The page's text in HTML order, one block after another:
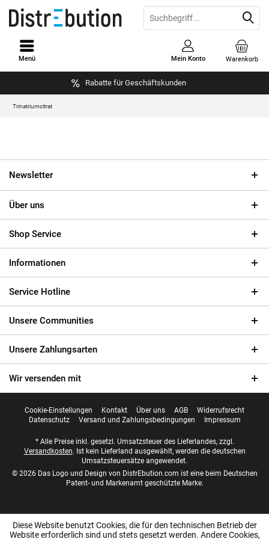
Rabatte für Geschäftskunden
Warenkorb
Mein Konto
Menü
Trinatriumcitrat
Newsletter
Über uns
Shop Service
Informationen
Service Hotline
Unsere Communities
Unsere Zahlungsarten
Wir versenden mit
Cookie-Einstellungen Kontakt Über uns AGB
Widerrufsrecht
Datenschutz
Versand und Zahlungsbedingungen Impressum
* Alle Preise inkl. gesetzl. Umsatzsteuer des Lieferlandes, zzgl.
Versandkosten. Ist kein Lieferland ausgewählt, werden die deutschen
Umsatzsteuersätze angewendet.
© 2026 Das Logo und Design von DistrEbution.com ist eine beim Deutschen
Patent- und Markenamt geschützte Marke.
Diese Website benutzt Cookies, die für den technischen Betrieb der
Website erforderlich sind und stets gesetzt werden. Andere Cookies,